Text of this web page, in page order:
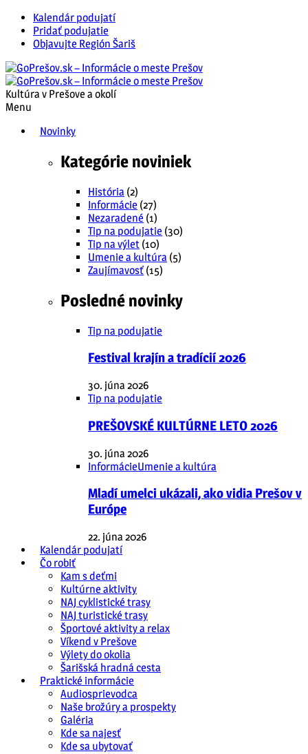
Kalendár podujatí
Pridať podujatie
Objavujte Región Šariš
Kultúra v Prešove a okolí
Menu
Novinky
Kategórie noviniek
História (2)
Informácie (27)
Nezaradené (1)
Tip na podujatie (30)
Tip na výlet (10)
Umenie a kultúra (5)
Zaujímavosť (15)
Posledné novinky
Tip na podujatie
Festival krajín a tradícií 2026
30. júna 2026
Tip na podujatie
PREŠOVSKÉ KULTÚRNE LETO 2026
30. júna 2026
InformácieUmenie a kultúra
Mladí umelci ukázali, ako vidia Prešov v
Európe
22. júna 2026
Kalendár podujatí
Čo robiť
Kam s deťmi
Kultúrne aktivity
NAJ cyklistické trasy
NAJ turistické trasy
Športové aktivity a relax
Víkend v Prešove
Výlety do okolia
Šarišská hradná cesta
Praktické informácie
Audiosprievodca
Naše brožúry a prospekty
Galéria
Kde sa najesť
Kde sa ubytovať